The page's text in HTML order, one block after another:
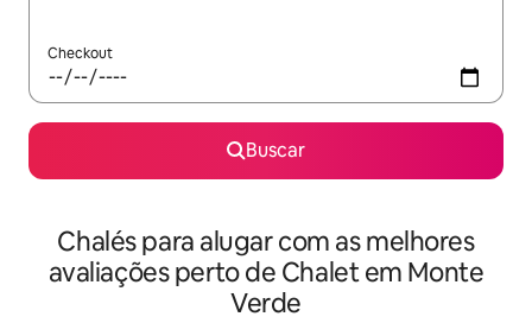
Checkout
Buscar
Chalés para alugar com as melhores
avaliações perto de Chalet em Monte
Verde